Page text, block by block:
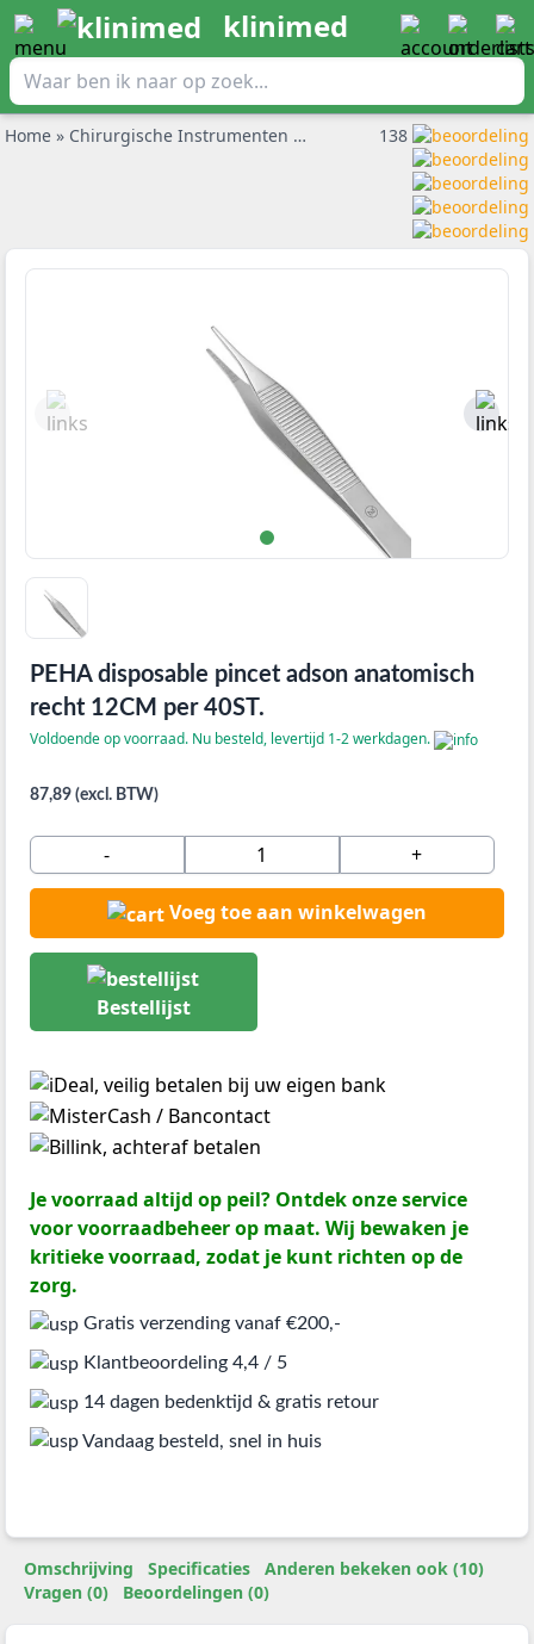
klinimed
Home » Chirurgische Instrumenten » Disposable instrumenten»
138
PEHA disposable pincet adson anatomisch
recht 12CM per 40ST.
Voldoende op voorraad. Nu besteld, levertijd 1-2 werkdagen.
87,89 (excl. BTW)
- +
Voeg toe aan winkelwagen
Bestellijst
Je voorraad altijd op peil? Ontdek onze service
voor voorraadbeheer op maat. Wij bewaken je
kritieke voorraad, zodat je kunt richten op de
zorg.
Gratis verzending vanaf €200,-
Klantbeoordeling 4,4 / 5
14 dagen bedenktijd & gratis retour
Vandaag besteld, snel in huis
Omschrijving Specificaties
Anderen bekeken ook (10)
Vragen (0)
Beoordelingen (0)